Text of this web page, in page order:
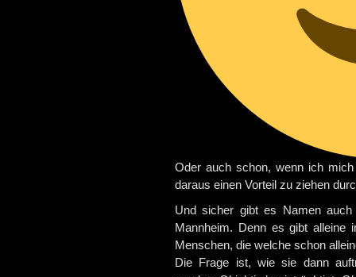
Oder auch schon, wenn ich
daraus einen Vorteil zu ziehen
Und sicher gibt es Namen
Mannheim. Denn es gibt alleine
Menschen, die welche schon
Die Frage ist, wie sie dann